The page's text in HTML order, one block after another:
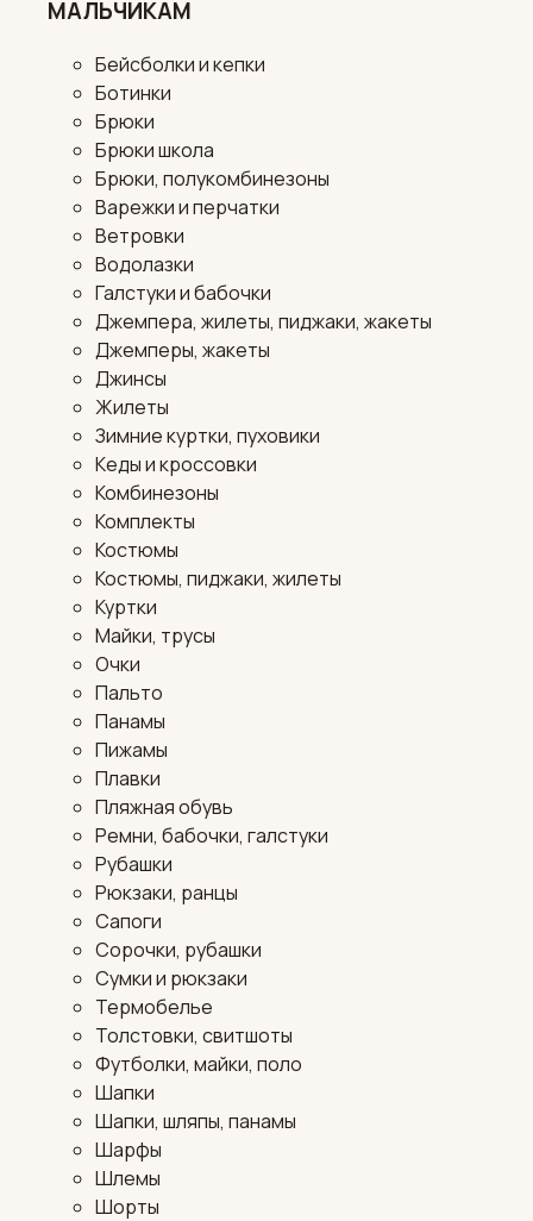
МАЛЬЧИКАМ
Бейсболки и кепки
Ботинки
Брюки
Брюки школа
Брюки, полукомбинезоны
Варежки и перчатки
Ветровки
Водолазки
Галстуки и бабочки
Джемпера, жилеты, пиджаки, жакеты
Джемперы, жакеты
Джинсы
Жилеты
Зимние куртки, пуховики
Кеды и кроссовки
Комбинезоны
Комплекты
Костюмы
Костюмы, пиджаки, жилеты
Куртки
Майки, трусы
Очки
Пальто
Панамы
Пижамы
Плавки
Пляжная обувь
Ремни, бабочки, галстуки
Рубашки
Рюкзаки, ранцы
Сапоги
Сорочки, рубашки
Сумки и рюкзаки
Термобелье
Толстовки, свитшоты
Футболки, майки, поло
Шапки
Шапки, шляпы, панамы
Шарфы
Шлемы
Шорты